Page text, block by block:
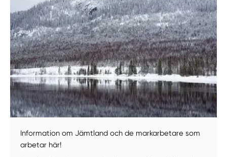
Information om Jämtland och de markarbetare som
arbetar här!